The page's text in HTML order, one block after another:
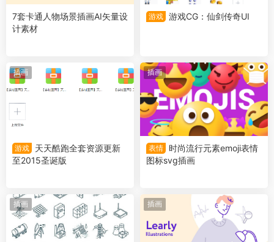
7套卡通人物场景插画AI矢量设
计素材
游戏 游戏CG：仙剑传奇UI
插画
游戏
天天酷跑全套资源更新
至2015圣诞版
插画
表情
时尚流行元素emoji表情
图标svg插画
插画 插画